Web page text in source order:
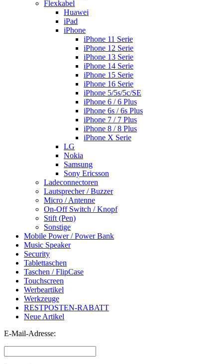
Flexkabel
Huawei
iPad
iPhone
iPhone 11 Serie
iPhone 12 Serie
iPhone 13 Serie
iPhone 14 Serie
iPhone 15 Serie
iPhone 16 Serie
iPhone 5/5s/5c/SE
iPhone 6 / 6 Plus
iPhone 6s / 6s Plus
iPhone 7 / 7 Plus
iPhone 8 / 8 Plus
iPhone X Serie
LG
Nokia
Samsung
Sony Ericsson
Ladeconnectoren
Lautsprecher / Buzzer
Micro / Antenne
On-Off Switch / Knopf
Stift (Pen)
Sonstige
Mobile Power / Power Bank
Music Speaker
Security
Tablettaschen
Taschen / FlipCase
Touchscreen
Werbeartikel
Werkzeuge
RESTPOSTEN-RABATT
Neue Artikel
E-Mail-Adresse: